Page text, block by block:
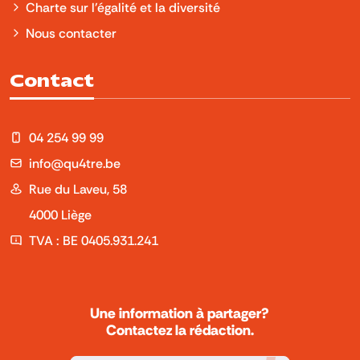
Charte sur l'égalité et la diversité
Nous contacter
Contact
04 254 99 99
info@qu4tre.be
Rue du Laveu, 58
4000 Liège
TVA : BE 0405.931.241
Une information à partager?
Contactez la rédaction.